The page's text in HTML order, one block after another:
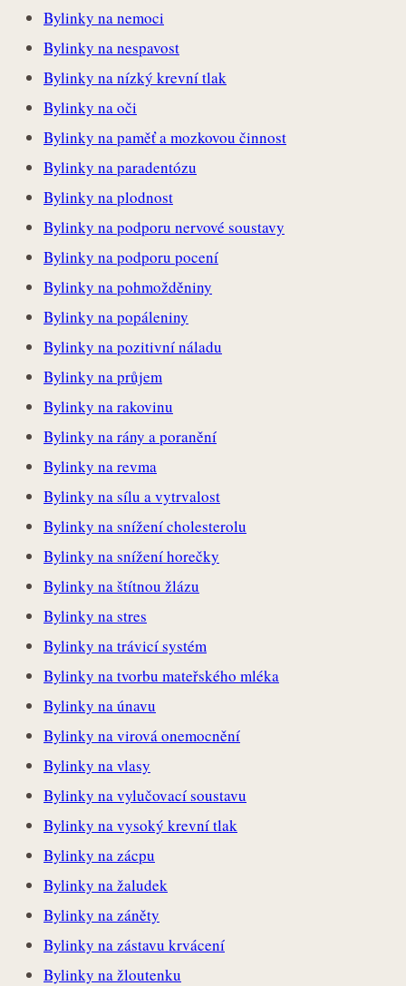
Bylinky na nemoci
Bylinky na nespavost
Bylinky na nízký krevní tlak
Bylinky na oči
Bylinky na paměť a mozkovou činnost
Bylinky na paradentózu
Bylinky na plodnost
Bylinky na podporu nervové soustavy
Bylinky na podporu pocení
Bylinky na pohmožděniny
Bylinky na popáleniny
Bylinky na pozitivní náladu
Bylinky na průjem
Bylinky na rakovinu
Bylinky na rány a poranění
Bylinky na revma
Bylinky na sílu a vytrvalost
Bylinky na snížení cholesterolu
Bylinky na snížení horečky
Bylinky na štítnou žlázu
Bylinky na stres
Bylinky na trávicí systém
Bylinky na tvorbu mateřského mléka
Bylinky na únavu
Bylinky na virová onemocnění
Bylinky na vlasy
Bylinky na vylučovací soustavu
Bylinky na vysoký krevní tlak
Bylinky na zácpu
Bylinky na žaludek
Bylinky na záněty
Bylinky na zástavu krvácení
Bylinky na žloutenku